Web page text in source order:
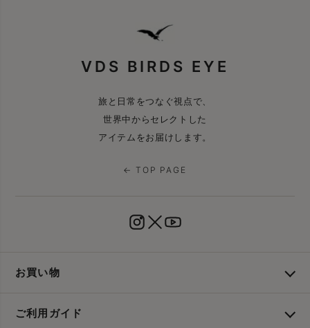
VDS BIRDS EYE
旅と日常をつなぐ視点で、
世界中からセレクトした
アイテムをお届けします。
← TOP PAGE
お買い物
ご利用ガイド